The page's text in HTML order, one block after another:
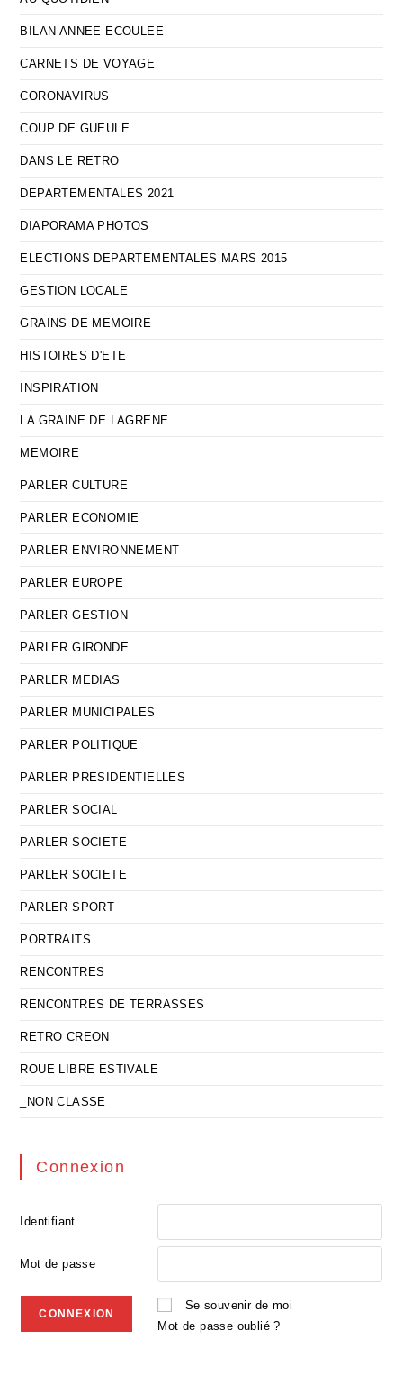
BILAN ANNEE ECOULEE
CARNETS DE VOYAGE
CORONAVIRUS
COUP DE GUEULE
DANS LE RETRO
DEPARTEMENTALES 2021
DIAPORAMA PHOTOS
ELECTIONS DEPARTEMENTALES MARS 2015
GESTION LOCALE
GRAINS DE MEMOIRE
HISTOIRES D'ETE
INSPIRATION
LA GRAINE DE LAGRENE
MEMOIRE
PARLER CULTURE
PARLER ECONOMIE
PARLER ENVIRONNEMENT
PARLER EUROPE
PARLER GESTION
PARLER GIRONDE
PARLER MEDIAS
PARLER MUNICIPALES
PARLER POLITIQUE
PARLER PRESIDENTIELLES
PARLER SOCIAL
PARLER SOCIETE
PARLER SOCIETE
PARLER SPORT
PORTRAITS
RENCONTRES
RENCONTRES DE TERRASSES
RETRO CREON
ROUE LIBRE ESTIVALE
_NON CLASSE
Connexion
Identifiant
Mot de passe
Se souvenir de moi
Mot de passe oublié ?